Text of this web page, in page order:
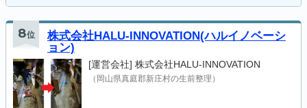
8位
株式会社HALU-INNOVATION(ハルイノベーシ
ョン)
[運営会社] 株式会社HALU-INNOVATION
（岡山県真庭郡新庄村の生前整理）